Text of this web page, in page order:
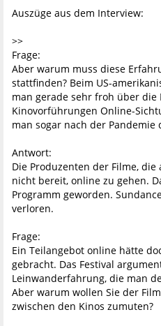
Auszüge aus dem Interview:
>>
Frage:
Aber warum muss diese
stattfinden? Beim US-
man gerade sehr froh über die
Kinovorführungen Online-
man sogar nach der
Antwort:
Die Produzenten der Filme,
nicht bereit, online zu gehen.
Programm geworden.
verloren.
Frage:
Ein Teilangebot online hätte
gebracht. Das Festival
Leinwanderfahrung, die man
Aber warum wollen Sie der
zwischen den Kinos zumuten?